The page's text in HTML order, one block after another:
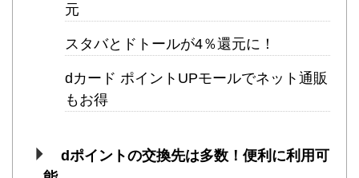
元
スタバとドトールが4％還元に！
dカード ポイントUPモールでネット通販
もお得
dポイントの交換先は多数！便利に利用可